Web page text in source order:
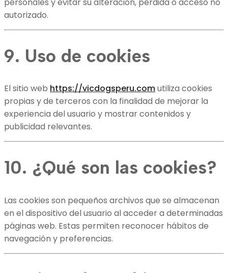
personales y evitar su alteración, pérdida o acceso no
autorizado.
9. Uso de cookies
El sitio web https://vicdogsperu.comutiliza cookies
propias y de terceros con la finalidad de mejorar la
experiencia del usuario y mostrar contenidos y
publicidad relevantes.
10. ¿Qué son las cookies?
Las cookies son pequeños archivos que se almacenan
en el dispositivo del usuario al acceder a determinadas
páginas web. Estas permiten reconocer hábitos de
navegación y preferencias.